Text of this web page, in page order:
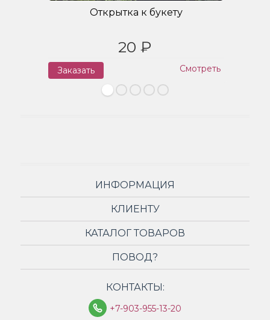
Открытка к букету
20 ₽
Заказать Смотреть
ИНФОРМАЦИЯ
КЛИЕНТУ
КАТАЛОГ ТОВАРОВ
ПОВОД?
КОНТАКТЫ:
+7-903-955-13-20